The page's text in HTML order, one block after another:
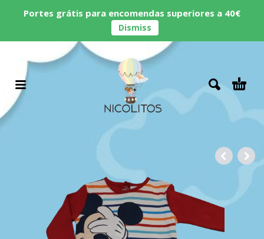
Portes grátis para encomendas superiores a 40€
Dismiss